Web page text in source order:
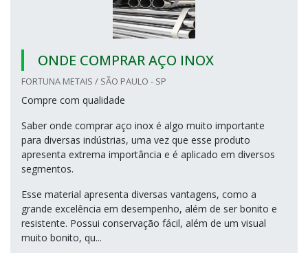
ONDE COMPRAR AÇO INOX
FORTUNA METAIS / SÃO PAULO - SP
Compre com qualidade
Saber onde comprar aço inox é algo muito importante
para diversas indústrias, uma vez que esse produto
apresenta extrema importância e é aplicado em diversos
segmentos.
Esse material apresenta diversas vantagens, como a
grande excelência em desempenho, além de ser bonito e
resistente. Possui conservação fácil, além de um visual
muito bonito, qu...